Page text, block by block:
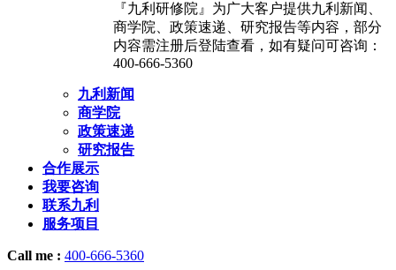
『九利研修院』为广大客户提供九利新闻、
商学院、政策速递、研究报告等内容，部分
内容需注册后登陆查看，如有疑问可咨询：
400-666-5360
九利新闻
商学院
政策速递
研究报告
合作展示
我要咨询
联系九利
服务项目
Call me : 400-666-5360